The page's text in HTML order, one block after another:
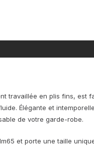
travaillée en plis fins, est
Élégante et
de votre garde-robe.
et porte une taille